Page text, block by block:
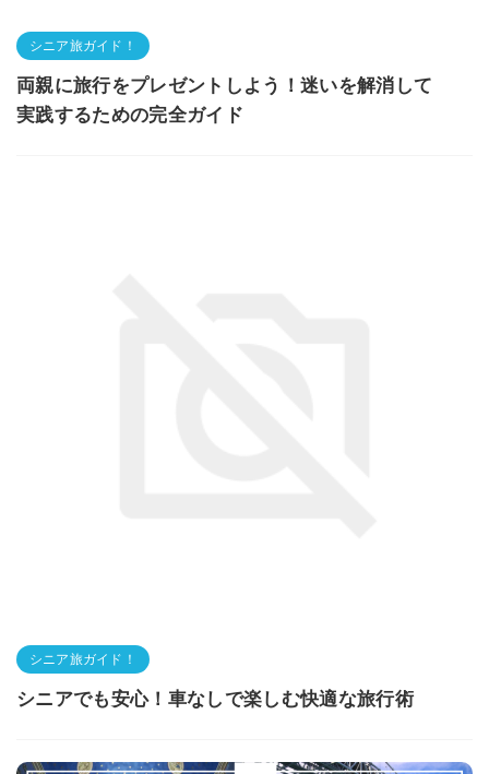
シニア旅ガイド！
両親に旅行をプレゼントしよう！迷いを解消して
実践するための完全ガイド
シニア旅ガイド！
シニアでも安心！車なしで楽しむ快適な旅行術